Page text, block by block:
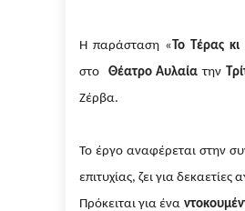
H παράσταση « Το Τέρας
στο Θέατρο Αυλαία την
Ζέρβα.
Το έργο αναφέρεται στην
επιτυχίας, ζει για
Πρόκειται για ένα